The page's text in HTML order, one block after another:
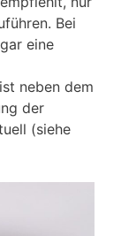
Bei
eine
neben dem
der
(siehe